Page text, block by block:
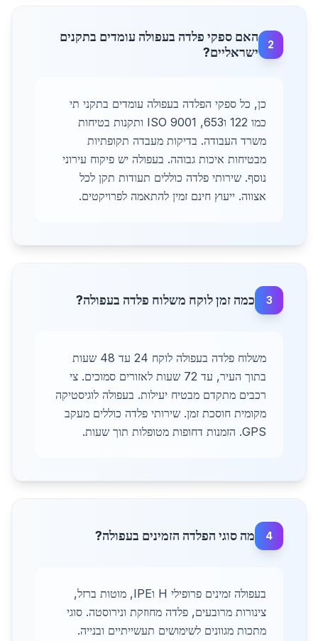
2
האם ספקי פלדה בעפולה עומדים בתקנים
ישראליים?
כן, כל ספקי הפלדה בעפולה עומדים בתקני תי
כמו 122 ו653, ISO 9001 ותקנות בטיחות
משרד העבודה. בדיקות מעבדה תקופתיות
מבטיחות איכות גבוהה. בעפולה יש פיקוח עירוני
נוסף. שירותי פלדה כוללים תעודות תקן לכל
אצווה. ייעוץ חינם זמין להתאמה לפרויקטים.
3 כמה זמן לוקח משלוח פלדה בעפולה?
משלוח פלדה בעפולה לוקח 24 עד 48 שעות
בתוך העיר, עד 72 שעות לאזורים סמוכים. צי
רכבים מתקדם מבטיח יעילות. בעפולה לוגיסטיקה
מקומית חוסכת זמן. שירותי פלדה כוללים מעקב
GPS. הזמנות דחופות מטופלות תוך שעות.
4 מה סוגי הפלדה הזמינים בעפולה?
בעפולה זמינים פרופילי H וIPE, מוטות ברזל,
צינורות מרובעים, פלדה מחוזקת ונירוסטה. סוגי
מתכות מגוונים לשימושים תעשייתיים ובנייה.